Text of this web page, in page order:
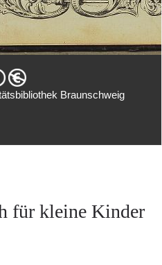
Braunschweig
für kleine Kinder